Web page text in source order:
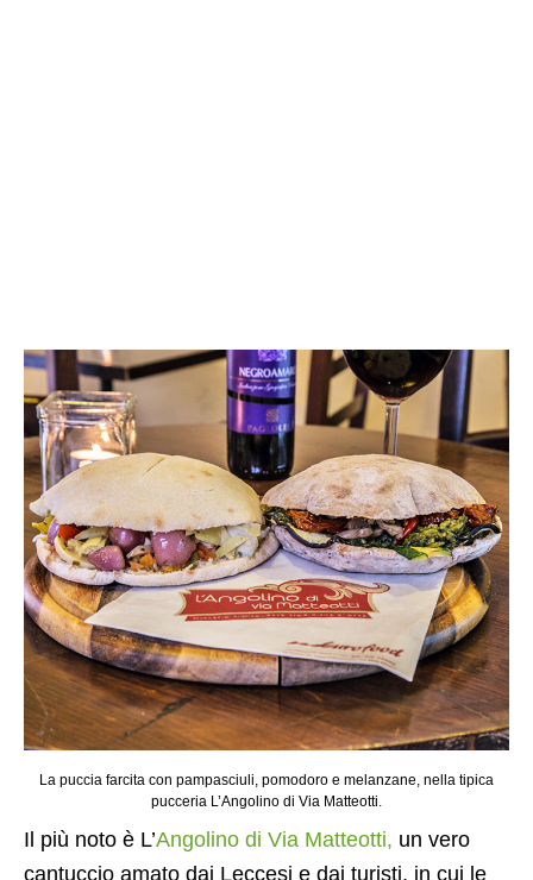
La puccia farcita con pampasciuli, pomodoro e melanzane, nella tipica
pucceria L’Angolino di Via Matteotti.
Il più noto è L’Angolino di Via Matteotti, un vero
cantuccio amato dai Leccesi e dai turisti, in cui le